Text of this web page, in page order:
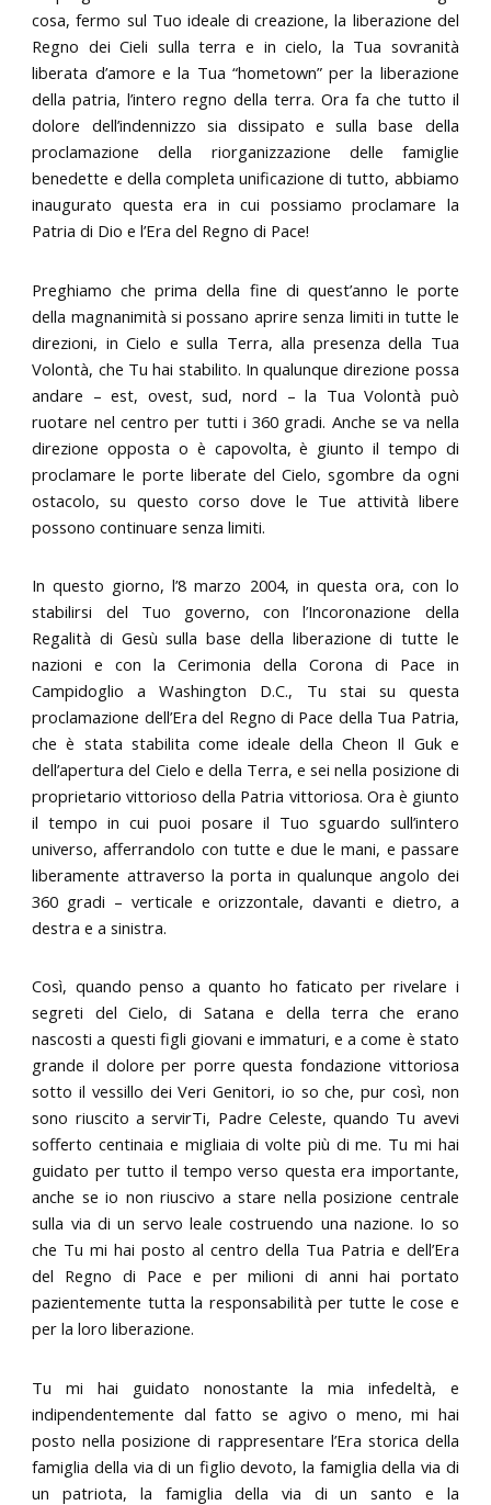
cosa, fermo sul Tuo ideale di creazione, la liberazione del
Regno dei Cieli sulla terra e in cielo, la Tua sovranità
liberata d’amore e la Tua “hometown” per la liberazione
della patria, l’intero regno della terra. Ora fa che tutto il
dolore dell’indennizzo sia dissipato e sulla base della
proclamazione della riorganizzazione delle famiglie
benedette e della completa unificazione di tutto, abbiamo
inaugurato questa era in cui possiamo proclamare la
Patria di Dio e l’Era del Regno di Pace!
Preghiamo che prima della fine di quest’anno le porte
della magnanimità si possano aprire senza limiti in tutte le
direzioni, in Cielo e sulla Terra, alla presenza della Tua
Volontà, che Tu hai stabilito. In qualunque direzione possa
andare – est, ovest, sud, nord – la Tua Volontà può
ruotare nel centro per tutti i 360 gradi. Anche se va nella
direzione opposta o è capovolta, è giunto il tempo di
proclamare le porte liberate del Cielo, sgombre da ogni
ostacolo, su questo corso dove le Tue attività libere
possono continuare senza limiti.
In questo giorno, l’8 marzo 2004, in questa ora, con lo
stabilirsi del Tuo governo, con l’Incoronazione della
Regalità di Gesù sulla base della liberazione di tutte le
nazioni e con la Cerimonia della Corona di Pace in
Campidoglio a Washington D.C., Tu stai su questa
proclamazione dell’Era del Regno di Pace della Tua Patria,
che è stata stabilita come ideale della Cheon Il Guk e
dell’apertura del Cielo e della Terra, e sei nella posizione di
proprietario vittorioso della Patria vittoriosa. Ora è giunto
il tempo in cui puoi posare il Tuo sguardo sull’intero
universo, afferrandolo con tutte e due le mani, e passare
liberamente attraverso la porta in qualunque angolo dei
360 gradi – verticale e orizzontale, davanti e dietro, a
destra e a sinistra.
Così, quando penso a quanto ho faticato per rivelare i
segreti del Cielo, di Satana e della terra che erano
nascosti a questi figli giovani e immaturi, e a come è stato
grande il dolore per porre questa fondazione vittoriosa
sotto il vessillo dei Veri Genitori, io so che, pur così, non
sono riuscito a servirTi, Padre Celeste, quando Tu avevi
sofferto centinaia e migliaia di volte più di me. Tu mi hai
guidato per tutto il tempo verso questa era importante,
anche se io non riuscivo a stare nella posizione centrale
sulla via di un servo leale costruendo una nazione. Io so
che Tu mi hai posto al centro della Tua Patria e dell’Era
del Regno di Pace e per milioni di anni hai portato
pazientemente tutta la responsabilità per tutte le cose e
per la loro liberazione.
Tu mi hai guidato nonostante la mia infedeltà, e
indipendentemente dal fatto se agivo o meno, mi hai
posto nella posizione di rappresentare l’Era storica della
famiglia della via di un figlio devoto, la famiglia della via di
un patriota, la famiglia della via di un santo e la